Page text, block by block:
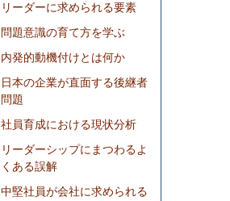
リーダーに求められる要素
問題意識の育て方を学ぶ
内発的動機付けとは何か
日本の企業が直面する後継者
問題
社員育成における現状分析
リーダーシップにまつわるよ
くある誤解
中堅社員が会社に求められる